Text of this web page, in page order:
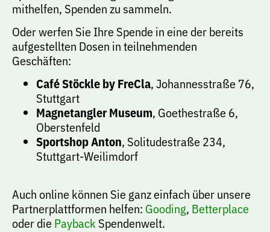
mithelfen, Spenden zu sammeln.
Oder werfen Sie Ihre Spende in eine der bereits
aufgestellten Dosen in teilnehmenden
Geschäften:
Café Stöckle by FreCla, Johannesstraße 76,
Stuttgart
Magnetangler Museum, Goethestraße 6,
Oberstenfeld
Sportshop Anton, Solitudestraße 234,
Stuttgart-Weilimdorf
Auch online können Sie ganz einfach über unsere
Partnerplattformen helfen: Gooding, Betterplace
oder die Payback Spendenwelt.